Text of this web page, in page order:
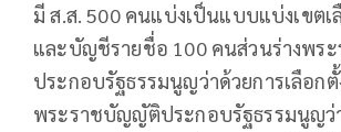
มี ส.ส. 500 คนแบ่งเป็นแบบแบ่งเขตเ
และบัญชีรายชื่อ 100 คนส่วนร่างพร
ประกอบรัฐธรรมนูญว่าด้วยการเลือกตั้
พระราชบัญญัติ​ประกอบ​รัฐธรรมนูญ​ว่